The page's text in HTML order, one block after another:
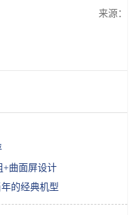
来源：
+曲面屏设计
的经典机型